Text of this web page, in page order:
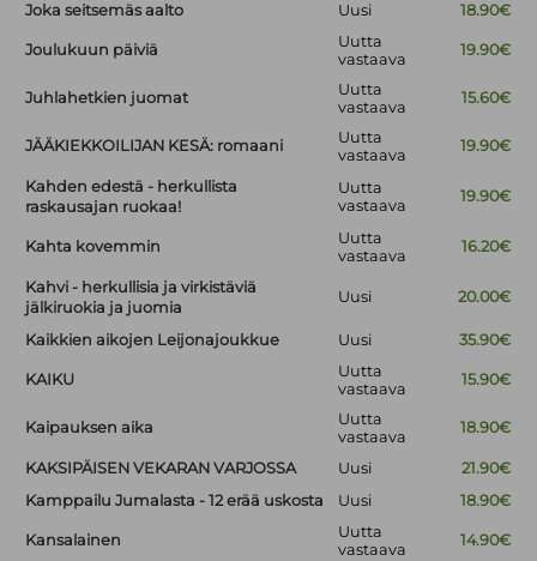
Joka seitsemäs aalto
Uusi 18.90€
Joulukuun päiviä
Uutta
vastaava
19.90€
Juhlahetkien juomat
Uutta
vastaava
15.60€
JÄÄKIEKKOILIJAN KESÄ: romaani
Uutta
vastaava
19.90€
Kahden edestä - herkullista
raskausajan ruokaa!
Uutta
vastaava
19.90€
Kahta kovemmin
Uutta
vastaava
16.20€
Kahvi - herkullisia ja virkistäviä
jälkiruokia ja juomia
Uusi 20.00€
Kaikkien aikojen Leijonajoukkue Uusi 35.90€
KAIKU
Uutta
vastaava
15.90€
Kaipauksen aika
Uutta
vastaava
18.90€
KAKSIPÄISEN VEKARAN VARJOSSA Uusi
21.90€
Kamppailu Jumalasta - 12 erää uskosta
Uusi 18.90€
Kansalainen
Uutta
vastaava
14.90€